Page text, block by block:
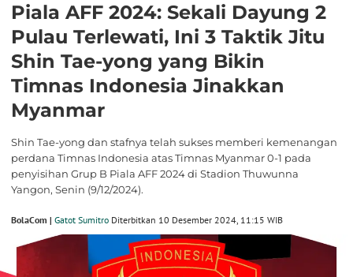
Piala AFF 2024: Sekali Dayung 2
Pulau Terlewati, Ini 3 Taktik Jitu
Shin Tae-yong yang Bikin
Timnas Indonesia Jinakkan
Myanmar
Shin Tae-yong dan stafnya telah sukses memberi kemenangan
perdana Timnas Indonesia atas Timnas Myanmar 0-1 pada
penyisihan Grup B Piala AFF 2024 di Stadion Thuwunna
Yangon, Senin (9/12/2024).
BolaCom | Gatot Sumitro Diterbitkan 10 Desember 2024, 11:15 WIB